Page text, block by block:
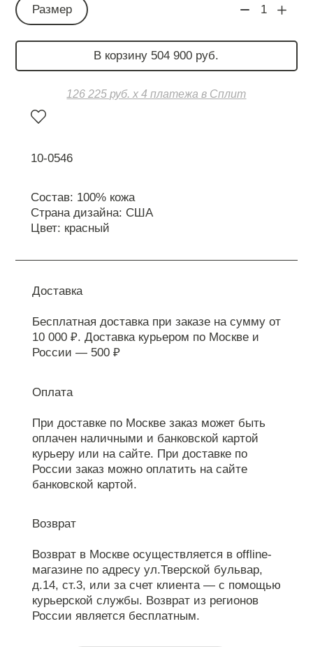
Размер 1
В корзину 504 900 руб.
126 225 руб. х 4 платежа в Сплит
10-0546
Состав: 100% кожа
Страна дизайна: США
Цвет: красный
Доставка
Бесплатная доставка при заказе на сумму от
10 000 ₽. Доставка курьером по Москве и
России — 500 ₽
Оплата
При доставке по Москве заказ может быть
оплачен наличными и банковской картой
курьеру или на сайте. При доставке по
России заказ можно оплатить на сайте
банковской картой.
Возврат
Возврат в Москве осуществляется в offline-
магазине по адресу ул.Тверской бульвар,
д.14, ст.3, или за счет клиента — с помощью
курьерской службы. Возврат из регионов
России является бесплатным.